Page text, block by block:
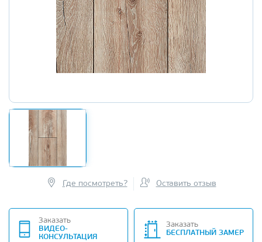
Где посмотреть? Оставить отзыв
Заказать
ВИДЕО-
КОНСУЛЬТАЦИЯ
Заказать
БЕСПЛАТНЫЙ ЗАМЕР